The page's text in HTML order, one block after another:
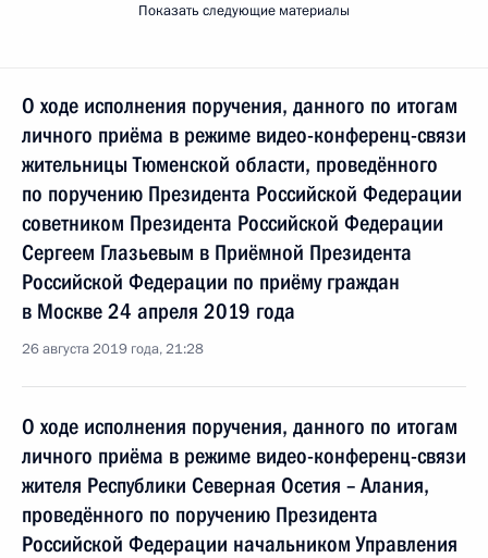
Показать следующие материалы
О ходе исполнения поручения, данного по итогам
личного приёма в режиме видео-конференц-связи
жительницы Тюменской области, проведённого
по поручению Президента Российской Федерации
советником Президента Российской Федерации
Сергеем Глазьевым в Приёмной Президента
Российской Федерации по приёму граждан
в Москве 24 апреля 2019 года
26 августа 2019 года, 21:28
О ходе исполнения поручения, данного по итогам
личного приёма в режиме видео-конференц-связи
жителя Республики Северная Осетия – Алания,
проведённого по поручению Президента
Российской Федерации начальником Управления